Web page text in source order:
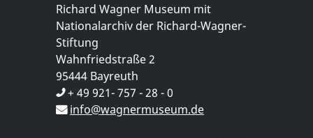
Richard Wagner Museum mit
Nationalarchiv der Richard-Wagner-
Stiftung
Wahnfriedstraße 2
95444 Bayreuth
+ 49 921- 757 - 28 - 0
info@wagnermuseum.de